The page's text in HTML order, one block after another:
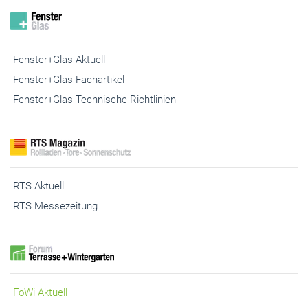
Fenster+Glas Aktuell
Fenster+Glas Fachartikel
Fenster+Glas Technische Richtlinien
RTS Aktuell
RTS Messezeitung
FoWi Aktuell